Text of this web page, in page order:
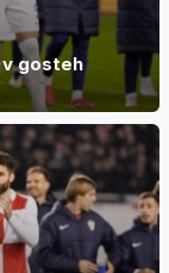
v gosteh